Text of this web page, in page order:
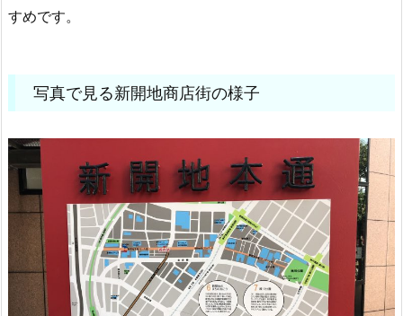
すめです。
写真で見る新開地商店街の様子